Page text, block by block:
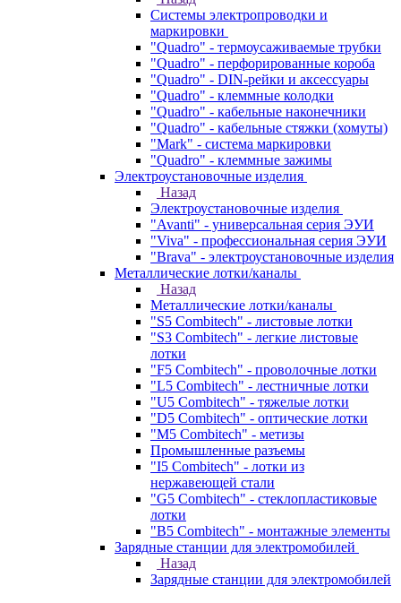
Системы электропроводки и
маркировки
"Quadro" - термоусаживаемые трубки
"Quadro" - перфорированные короба
"Quadro" - DIN-рейки и аксессуары
"Quadro" - клеммные колодки
"Quadro" - кабельные наконечники
"Quadro" - кабельные стяжки (хомуты)
"Mark" - система маркировки
"Quadro" - клеммные зажимы
Электроустановочные изделия
Назад
Электроустановочные изделия
"Avanti" - универсальная серия ЭУИ
"Viva" - профессиональная серия ЭУИ
"Brava" - электроустановочные изделия
Металлические лотки/каналы
Назад
Металлические лотки/каналы
"S5 Combitech" - листовые лотки
"S3 Combitech" - легкие листовые
лотки
"F5 Combitech" - проволочные лотки
"L5 Combitech" - лестничные лотки
"U5 Combitech" - тяжелые лотки
"D5 Combitech" - оптические лотки
"M5 Combitech" - метизы
Промышленные разъемы
"I5 Combitech" - лотки из
нержавеющей стали
"G5 Combitech" - стеклопластиковые
лотки
"B5 Combitech" - монтажные элементы
Зарядные станции для электромобилей
Назад
Зарядные станции для электромобилей